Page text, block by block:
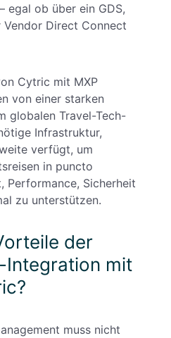
egal ob über ein GDS,
Direct Connect
Cytric mit MXP
von einer starken
globalen Travel-Tech-
Infrastruktur,
verfügt, um
in puncto
Performance, Sicherheit
zu unterstützen.
der
Integration mit
muss nicht